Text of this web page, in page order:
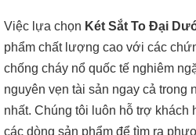
Việc lựa chọn Két Sắt To Đại
phẩm chất lượng cao với các
chống cháy nổ quốc tế nghiêm
nguyên vẹn tài sản ngay cả trong
nhất. Chúng tôi luôn hỗ trợ khách
các dòng sản phẩm để tìm ra